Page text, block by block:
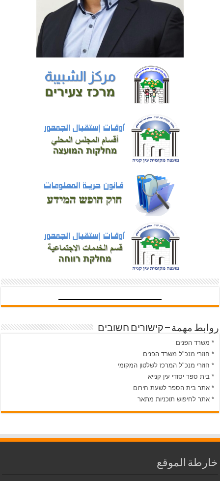
روابط مهمة – קישורים חשובים
* משרד הפנים
* חוזרי מנכ"ל משרד הפנים
* חוזרי מנכ"ל המרכז לשלטון המקומי
* בית ספר יסודי עין קנייא
* אתר בית הספר לשעת חירום
* אתר לחיפוש תוכניות מתאר
خارطة الموقع